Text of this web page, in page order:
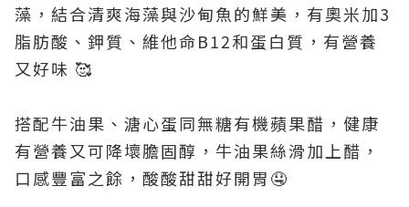
藻，結合清爽海藻與沙甸魚的鮮美，有奧米加3
脂肪酸、鉀質、維他命B12和蛋白質，有營養
又好味 🥰
搭配牛油果、溏心蛋同無糖有機蘋果醋，健康
有營養又可降壞膽固醇，牛油果絲滑加上醋，
口感豐富之餘，酸酸甜甜好開胃🤤